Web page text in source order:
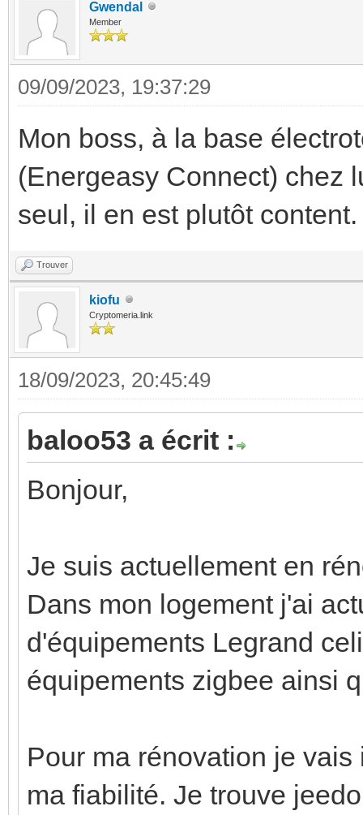
Gwendal
Member
09/09/2023, 19:37:29
Mon boss, à la base
(Energeasy Connect) chez
seul, il en est plutôt
Trouver
kiofu
Cryptomeria.link
18/09/2023, 20:45:49
baloo53 a écrit :
Bonjour,
Je suis actuellement en
Dans mon logement j'ai
d'équipements Legrand
équipements zigbee ainsi
Pour ma rénovation je
ma fiabilité. Je trouve